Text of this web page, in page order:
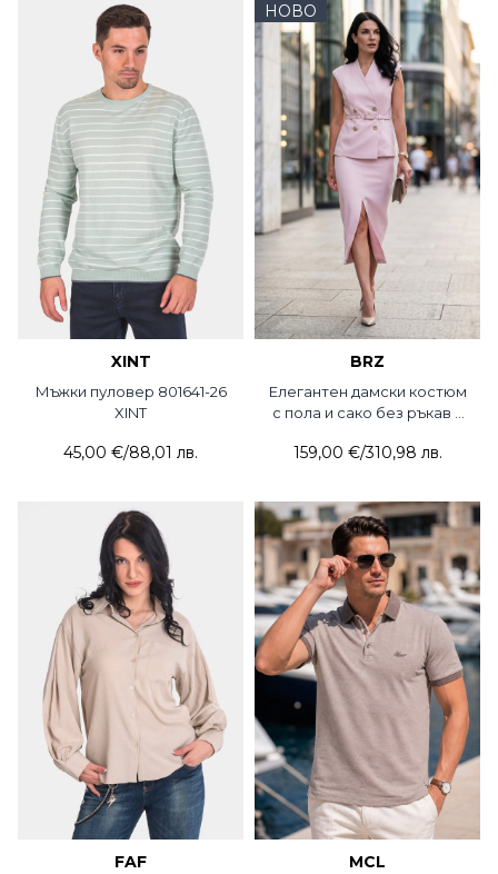
XINT
Мъжки пуловер 801641-26
XINT
45,00 €/88,01 лв.
НОВО
BRZ
Елегантен дамски костюм
с пола и сако без ръкав в
159,00 €/310,98 лв.
FAF MCL